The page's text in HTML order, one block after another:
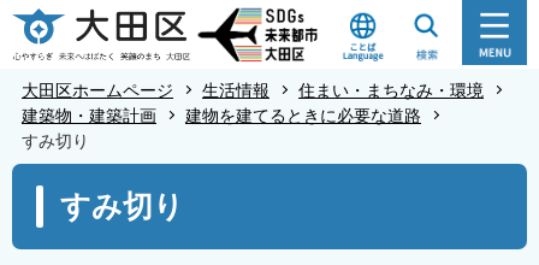
こ
の
の
頭
大田区ホームページ 生活情報
住まい・まちなみ・環境
建築物・建築計画
建物を建てるときに必要な道路
すみ切り
こ
すみ切り